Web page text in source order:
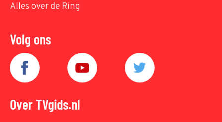
Alles over de Ring
Volg ons
Over TVgids.nl